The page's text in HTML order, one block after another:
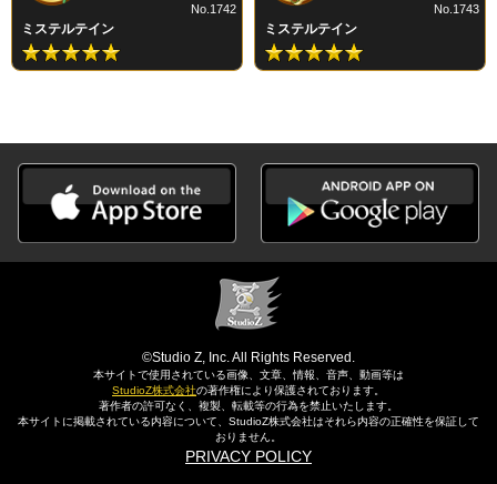
ミステルテイン
No.1742
ミステルテイン
No.1743
©Studio Z, Inc. All Rights Reserved.
本サイトで使用されている画像、文章、情報、音声、動画等は
StudioZ株式会社の著作権により保護されております。
著作者の許可なく、複製、転載等の行為を禁止いたします。
本サイトに掲載されている内容について、StudioZ株式会社はそれら内容の正確性を保証して
おりません。
PRIVACY POLICY